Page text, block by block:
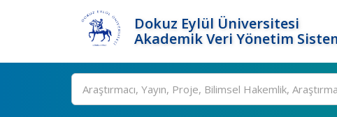
Dokuz Eylül Üniversitesi
Akademik Veri Yönetim
Ara